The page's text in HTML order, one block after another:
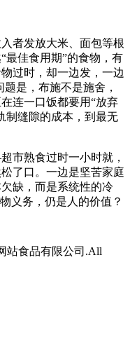
者发放大米、面包等根
最佳食用期”的食物，有
过时，却一边发，一边
是，布施不是施舍，
连一口饭都要用“放弃
制缝隙的成本，到最无
熟食过时一小时就，
了口。一边是坚苦家庭
缺，而是系统性的冷
义务，仍是人的价值？
站食品有限公司.All